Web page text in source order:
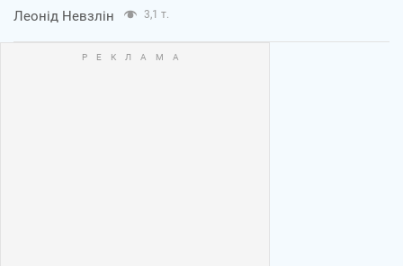
Леонід Невзлін 3,1 т.